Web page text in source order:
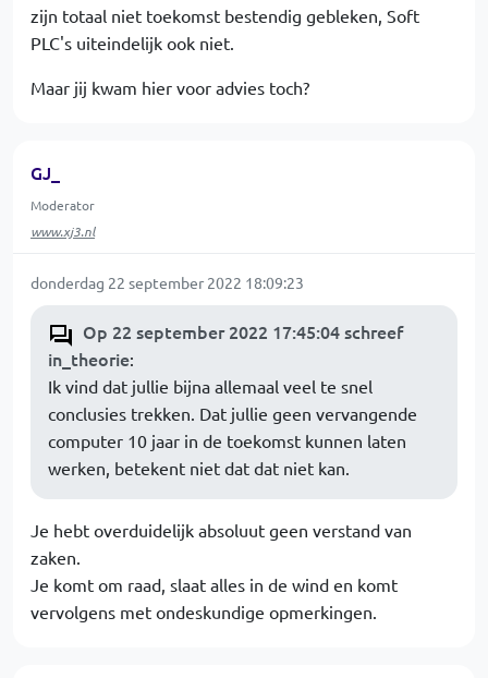
zijn totaal niet toekomst bestendig gebleken, Soft
PLC's uiteindelijk ook niet.
Maar jij kwam hier voor advies toch?
GJ_
Moderator
www.xj3.nl
donderdag 22 september 2022 18:09:23
Op 22 september 2022 17:45:04 schreef
in_theorie:
Ik vind dat jullie bijna allemaal veel te snel
conclusies trekken. Dat jullie geen vervangende
computer 10 jaar in de toekomst kunnen laten
werken, betekent niet dat dat niet kan.
Je hebt overduidelijk absoluut geen verstand van
zaken.
Je komt om raad, slaat alles in de wind en komt
vervolgens met ondeskundige opmerkingen.